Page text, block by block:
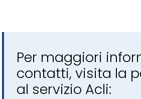
Per maggiori
contatti, visita la
al servizio Acli: